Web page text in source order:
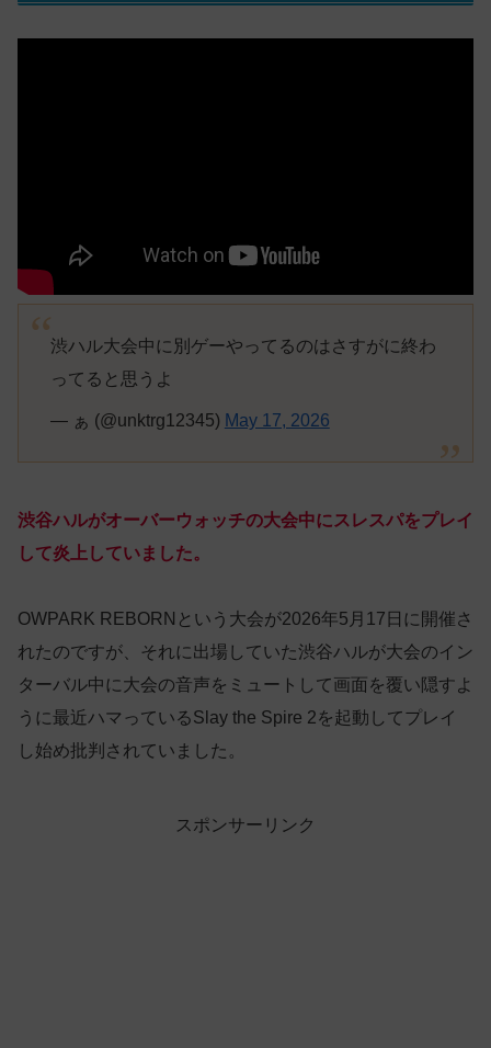
渋ハル大会中に別ゲーやってるのはさすがに終わ
ってると思うよ
— ぁ (@unktrg12345) May 17, 2026
渋谷ハルがオーバーウォッチの大会中にスレスパをプレイ
して炎上していました。
OWPARK REBORNという大会が2026年5月17日に開催さ
れたのですが、それに出場していた渋谷ハルが大会のイン
ターバル中に大会の音声をミュートして画面を覆い隠すよ
うに最近ハマっているSlay the Spire 2を起動してプレイ
し始め批判されていました。
スポンサーリンク